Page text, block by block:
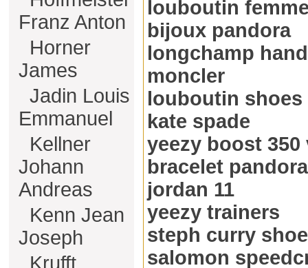
Franz Anton
Horner
James
Jadin Louis
Emmanuel
Kellner
Johann
Andreas
Kenn Jean
Joseph
Krufft
louboutin
bijoux pandora
longchamp
moncler
louboutin shoes
kate spade
yeezy boost 350
bracelet pandora
jordan 11
yeezy trainers
steph curry
salomon